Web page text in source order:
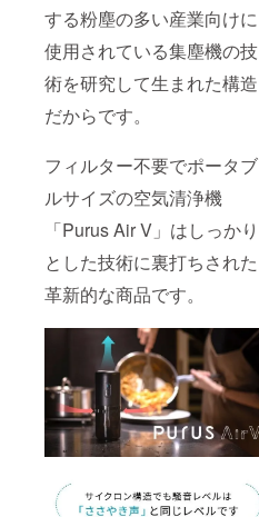
する粉塵の多い産業向けに
使用されている集塵機の技
術を研究して生まれた構造
だからです。
フィルター不要でポータブ
ルサイズの空気清浄機
「Purus Air V」はしっかり
とした技術に裏打ちされた
革新的な商品です。